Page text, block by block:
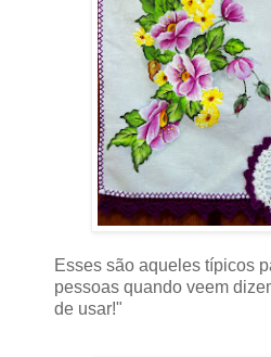
Esses são aqueles típicos
pessoas quando veem
de usar!"